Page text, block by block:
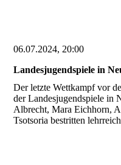
06.07.2024, 20:00
Landesjugendspiele in
Der letzte Wettkampf vor
der Landesjugendspiele in
Albrecht, Mara Eichhorn,
Tsotsoria bestritten